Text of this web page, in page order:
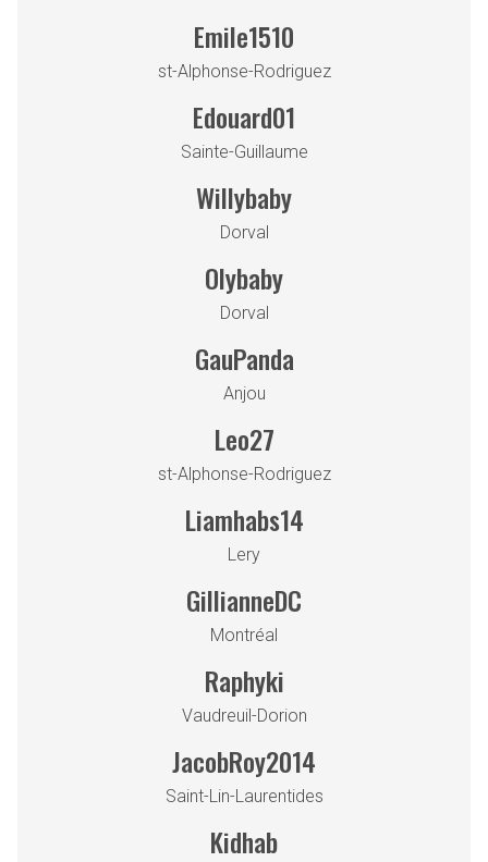
Emile1510
st-Alphonse-Rodriguez
Edouard01
Sainte-Guillaume
Willybaby
Dorval
Olybaby
Dorval
GauPanda
Anjou
Leo27
st-Alphonse-Rodriguez
Liamhabs14
Lery
GillianneDC
Montréal
Raphyki
Vaudreuil-Dorion
JacobRoy2014
Saint-Lin-Laurentides
Kidhab